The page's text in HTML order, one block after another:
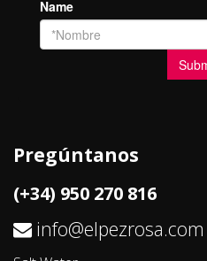
Pregúntanos
(+34) 950 270 816
info@elpezrosa.com